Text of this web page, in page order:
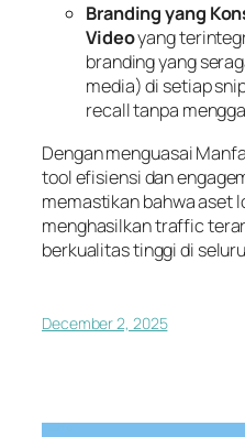
Branding yang
Videoyang
branding yang
media) di setiap
recall tanpa
Dengan menguasai
tool efisiensi dan
memastikan bahwa aset
menghasilkan traffic
berkualitas tinggi di
December 2, 2025